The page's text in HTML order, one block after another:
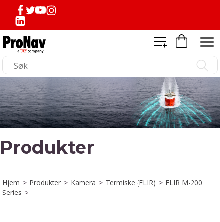
Produkter
Hjem>Produkter>Kamera>Termiske (FLIR)>FLIR M-200
Series>